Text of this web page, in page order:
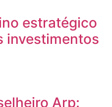
estratégico
investimentos
Arp: